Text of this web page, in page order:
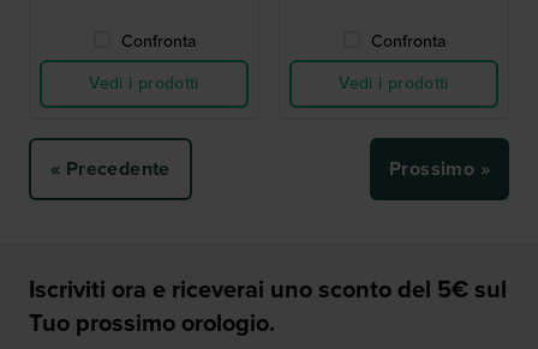
Confronta
Vedi i prodotti
Confronta
Vedi i prodotti
« Precedente Prossimo »
Iscriviti ora e riceverai uno sconto del 5€ sul
Tuo prossimo orologio.